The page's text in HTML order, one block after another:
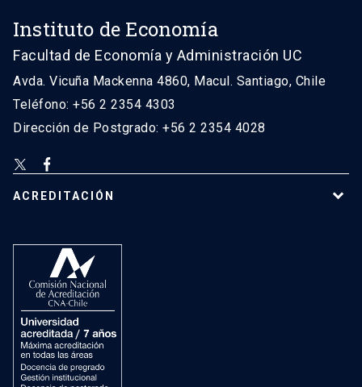
Instituto de Economía
Facultad de Economía y Administración UC
Avda. Vicuña Mackenna 4860, Macul. Santiago, Chile
Teléfono: +56 2 2354 4303
Dirección de Postgrado: +56 2 2354 4028
ACREDITACIÓN